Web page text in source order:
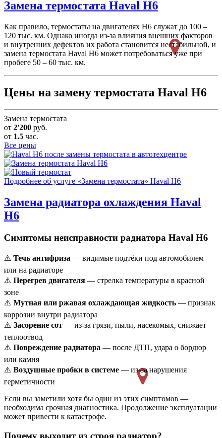
Замена термостата Haval H6
Как правило, термостаты на двигателях H6 служат до 100 –
120 тыс. км. Однако иногда из-за влияния внешних факторов
и внутренних дефектов их работа становится нестабильной, и
замена термостата Haval H6 может потребоваться уже при
пробеге 50 – 60 тыс. км.
Цены на замену термостата Haval H6
Замена термостата
от 2'200 руб.
от 1.5 час.
Все цены
Подробнее об услуге «Замена термостата» Haval H6
Замена радиатора охлаждения Haval
H6
Симптомы неисправности радиатора Haval H6
⚠️ Течь антифриза — видимые подтёки под автомобилем
или на радиаторе
⚠️ Перегрев двигателя — стрелка температуры в красной
зоне
⚠️ Мутная или ржавая охлаждающая жидкость — признак
коррозии внутри радиатора
⚠️ Засорение сот — из-за грязи, пыли, насекомых, снижает
теплоотвод
⚠️ Повреждение радиатора — после ДТП, удара о бордюр
или камня
⚠️ Воздушные пробки в системе — из-за нарушения
герметичности
Если вы заметили хотя бы один из этих симптомов —
необходима срочная диагностика. Продолжение эксплуатации
может привести к катастрофе.
Почему выходит из строя радиатор?